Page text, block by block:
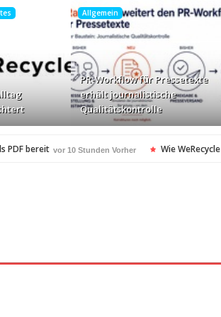
Allgemein
PR-Workflow für Pressetexte
erhält journalistische
Qualitätskontrolle
PDF bereit vor 10 Stunden Vorher Wie
Europas für Extreme Platform ONE